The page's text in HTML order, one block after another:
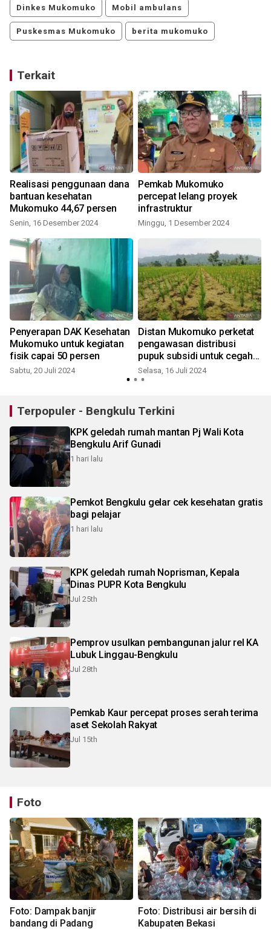
Dinkes Mukomuko Mobil ambulans
Puskesmas Mukomuko berita mukomuko
Terkait
Realisasi penggunaan dana
bantuan kesehatan
Mukomuko 44,67 persen
Senin, 16 Desember 2024
Pemkab Mukomuko
percepat lelang proyek
infrastruktur
Minggu, 1 Desember 2024
Penyerapan DAK Kesehatan
Mukomuko untuk kegiatan
fisik capai 50 persen
Sabtu, 20 Juli 2024
Distan Mukomuko perketat
pengawasan distribusi
pupuk subsidi untuk cegah
penyalahgunaan
Selasa, 16 Juli 2024
Terpopuler - Bengkulu Terkini
KPK geledah rumah mantan Pj Wali Kota
Bengkulu Arif Gunadi
1 hari lalu
Pemkot Bengkulu gelar cek kesehatan gratis
bagi pelajar
1 hari lalu
KPK geledah rumah Noprisman, Kepala
Dinas PUPR Kota Bengkulu
Jul 25th
Pemprov usulkan pembangunan jalur rel KA
Lubuk Linggau-Bengkulu
Jul 28th
Pemkab Kaur percepat proses serah terima
aset Sekolah Rakyat
Jul 15th
Foto
Foto: Dampak banjir
bandang di Padang
Foto: Distribusi air bersih di
Kabupaten Bekasi